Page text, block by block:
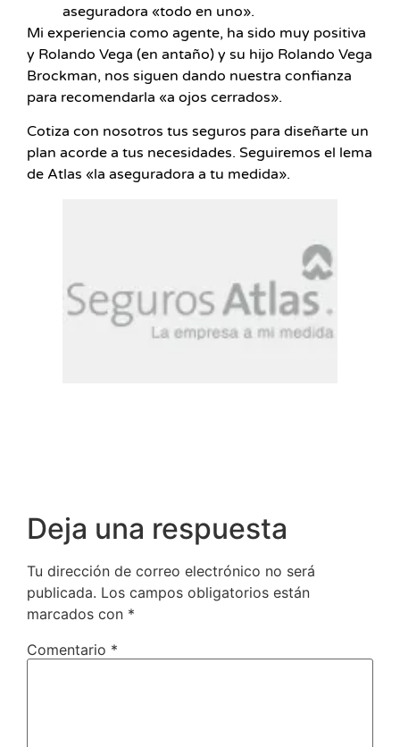
aseguradora «todo en uno».
Mi experiencia como agente, ha sido muy positiva
y Rolando Vega (en antaño) y su hijo Rolando Vega
Brockman, nos siguen dando nuestra confianza
para recomendarla «a ojos cerrados».
Cotiza con nosotros tus seguros para diseñarte un
plan acorde a tus necesidades. Seguiremos el lema
de Atlas «la aseguradora a tu medida».
Deja una respuesta
Tu dirección de correo electrónico no será
publicada. Los campos obligatorios están
marcados con *
Comentario *